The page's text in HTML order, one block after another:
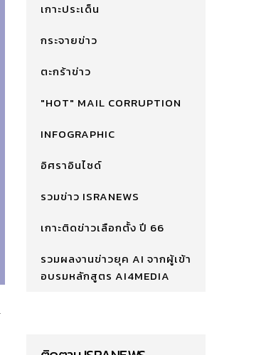
เกาะประเด็น
กระจายข่าว
ตะกร้าข่าว
"HOT" MAIL CORRUPTION
INFOGRAPHIC
อิศราอินไซด์
รวมข่าว ISRANEWS
เกาะติดข่าวเลือกตั้ง ปี 66
รวมผลงานข่าวยุค AI จากผู้เข้า
อบรมหลักสูตร AI4MEDIA